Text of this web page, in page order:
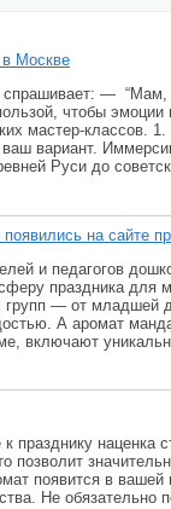
в Москве
спрашивает: —
чтобы
мастер-классов.
ваш вариант.
Руси до
на сайте
и педагогов
праздника
групп — от
А аромат
включают
празднику
позволит
появится в
Не обязательно